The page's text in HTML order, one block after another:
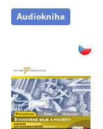
Audiokniha